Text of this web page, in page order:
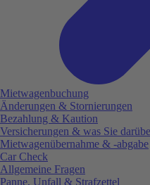
Mietwagenbuchung
Änderungen & Stornierungen
Bezahlung & Kaution
Versicherungen & was Sie
Mietwagenübernahme & -abgabe
Car Check
Allgemeine Fragen
Panne, Unfall & Strafzettel